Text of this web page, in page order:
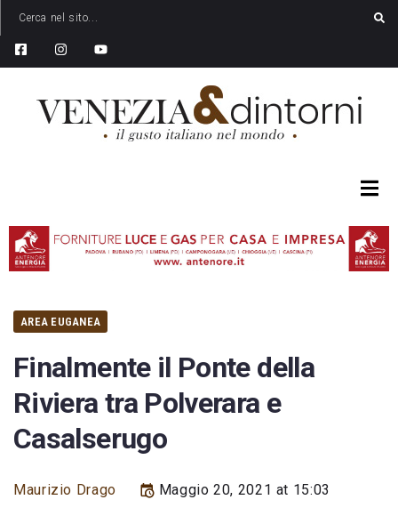
AREA EUGANEA
Finalmente il Ponte della
Riviera tra Polverara e
Casalserugo
Maurizio Drago Maggio 20, 2021 at 15:03